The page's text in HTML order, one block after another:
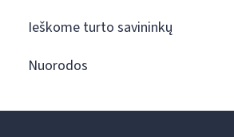
Ieškome turto savininkų
Nuorodos